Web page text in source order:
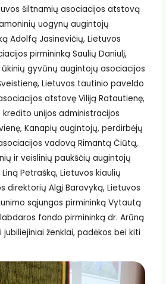
šiltnamių asociacijos atstovą
uogynų augintojų
Adolfą Jasinevičių, Lietuvos
pirmininką Saulių Daniulį,
gyvūnų augintojų asociacijos
Lietuvos tautinio paveldo
atstovę Viliją Ratautienę,
kredito unijos administracijos
Kanapių augintojų, perdirbėjų
vadovą Rimantą Čiūtą,
ir veislinių paukščių augintojų
Petrašką, Lietuvos kiaulių
direktorių Algį Baravyką, Lietuvos
sąjungos pirmininką Vytautą
fondo pirmininką dr. Arūną
ženklai, padėkos bei kiti